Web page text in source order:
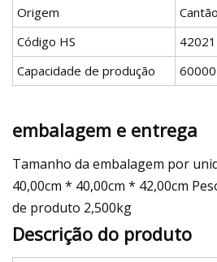
Origem
Cantão
Código HS
Capacidade de produção
embalagem e entrega
Tamanho da embalagem por
40,00cm * 40,00cm * 42,00cm
de produto 2,500kg
Descrição do produto